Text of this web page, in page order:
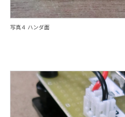
写真４ ハンダ面